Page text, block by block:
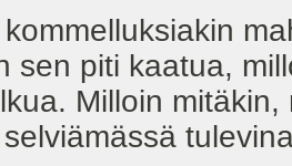
sen piti kaatua,
Milloin